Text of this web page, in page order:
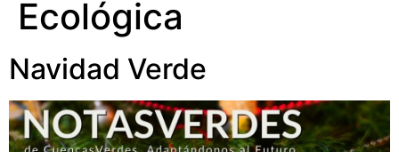
Ecológica
Navidad Verde